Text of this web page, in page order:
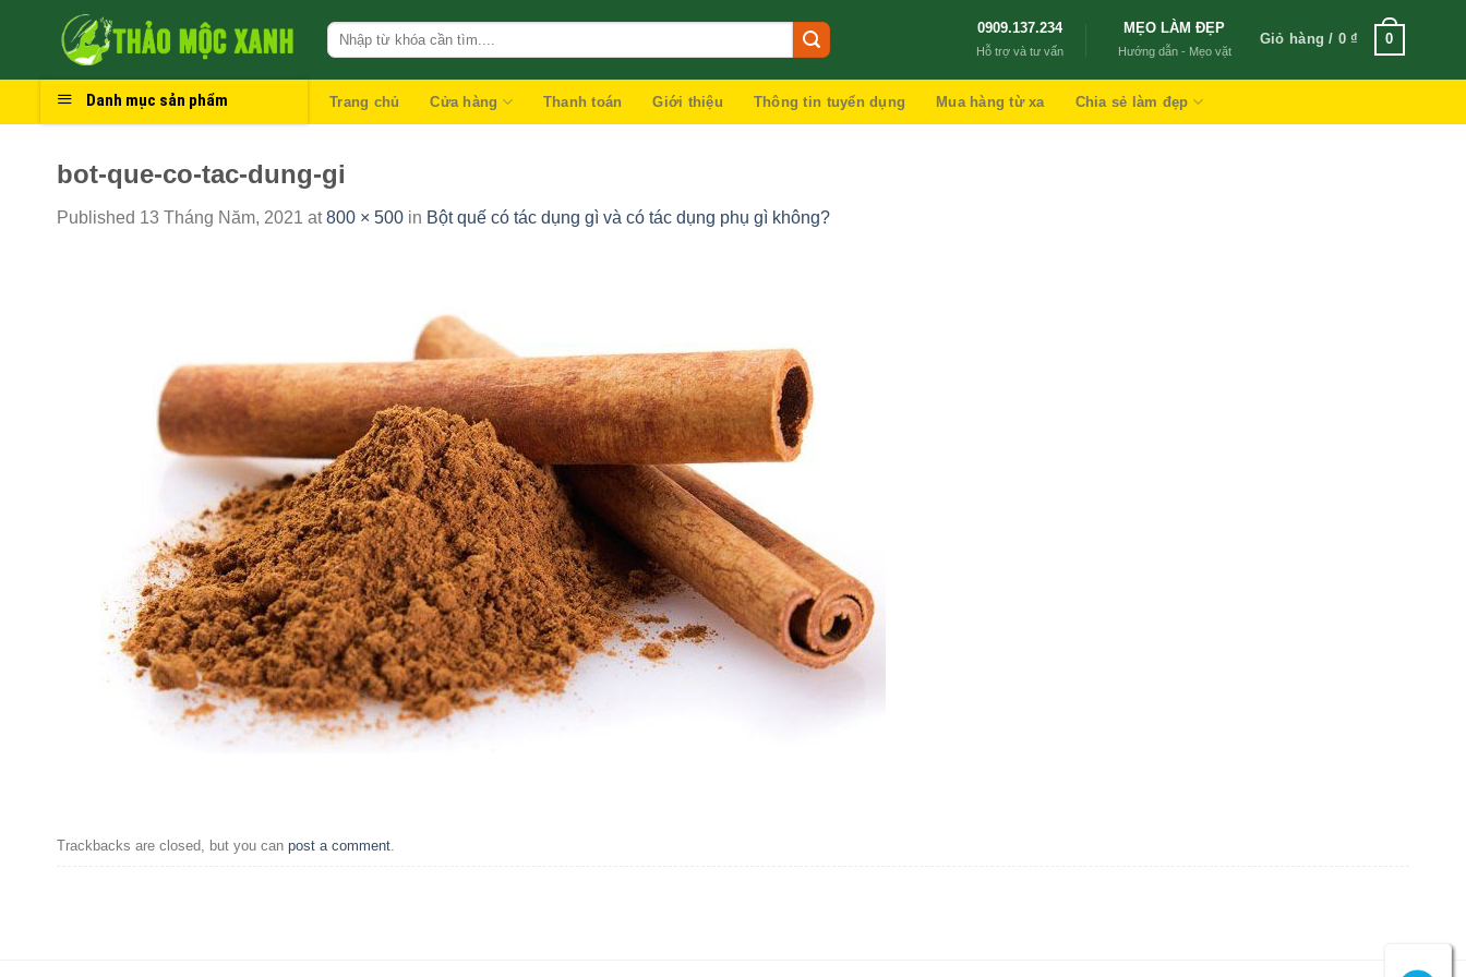
0909.137.234
Hỗ trợ và tư vấn
MẸO LÀM ĐẸP
Hướng dẫn - Mẹo vặt
Giỏ hàng / 0₫ 0
Danh mục sản phẩm Trang chủ Cửa hàng Thanh toán Giới thiệu Thông tin tuyển dụng Mua hàng từ xa Chia sẻ làm đẹp
bot-que-co-tac-dung-gi
Published 13 Tháng Năm, 2021 at800 × 500 in Bột quế có tác dụng gì và có tác dụng phụ gì không?
Trackbacks are closed, but you can post a comment.